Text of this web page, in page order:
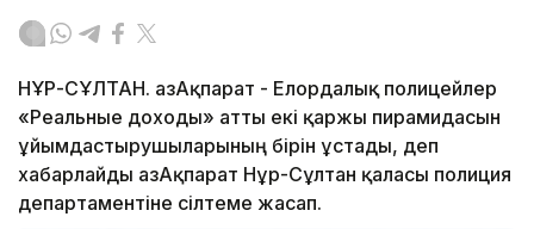
НҰР-СҰЛТАН. ҚазАқпарат - Елордалық полицейлер
«Реальные доходы» атты екі қаржы пирамидасын
ұйымдастырушыларының бірін ұстады, деп
хабарлайды ҚазАқпарат Нұр-Сұлтан қаласы полиция
департаментіне сілтеме жасап.